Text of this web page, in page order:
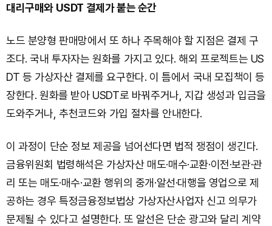
대리구매와 USDT 결제가 붙는 순간
노드 분양형 판매망에서 또 하나 주목해야 할 지점은 결제 구
조다. 국내 투자자는 원화를 가지고 있다. 해외 프로젝트는 US
DT 등 가상자산 결제를 요구한다. 이 틈에서 국내 모집책이 등
장한다. 원화를 받아 USDT로 바꿔주거나, 지갑 생성과 입금을
도와주거나, 추천코드와 가입 절차를 안내한다.
이 과정이 단순 정보 제공을 넘어선다면 법적 쟁점이 생긴다.
금융위원회 법령해석은 가상자산 매도·매수·교환·이전·보관·관
리 또는 매도·매수·교환 행위의 중개·알선·대행을 영업으로 제
공하는 경우 특정금융정보법상 가상자산사업자 신고 의무가
문제될 수 있다고 설명한다. 또 알선은 단순 광고와 달리 계약